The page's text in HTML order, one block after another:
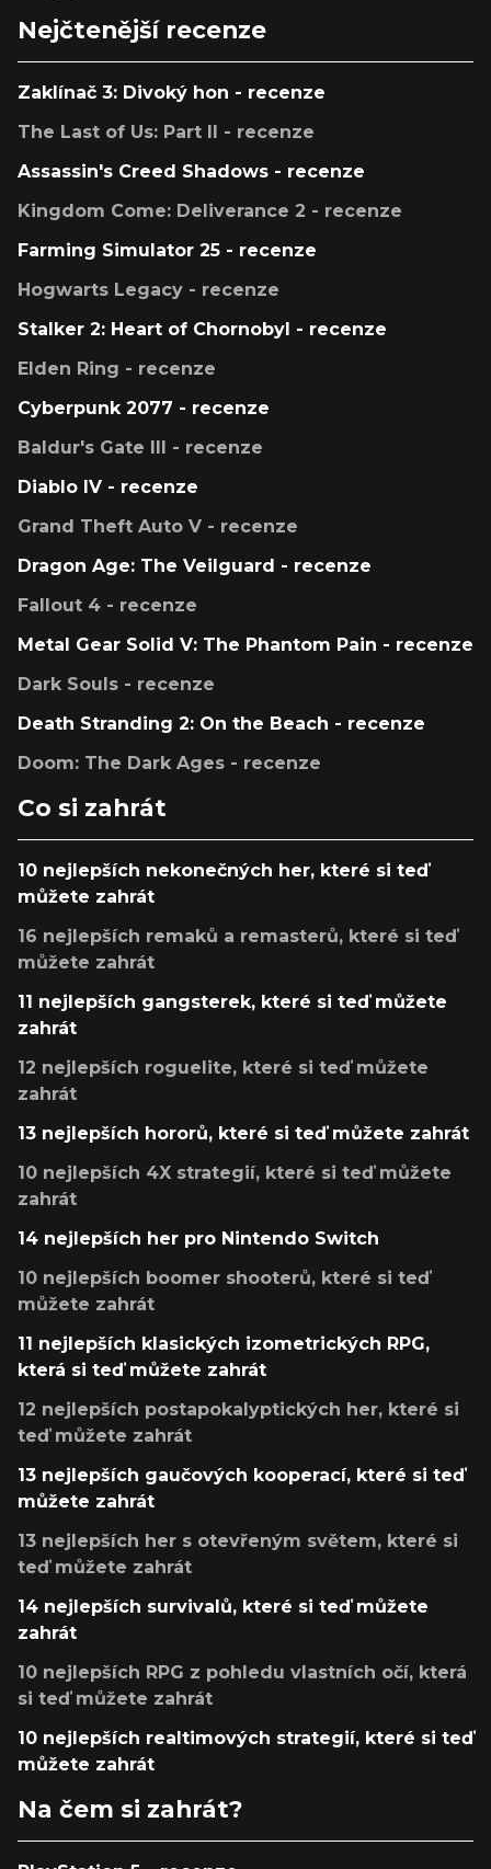
Nejčtenější recenze
Zaklínač 3: Divoký hon - recenze
The Last of Us: Part II - recenze
Assassin's Creed Shadows - recenze
Kingdom Come: Deliverance 2 - recenze
Farming Simulator 25 - recenze
Hogwarts Legacy - recenze
Stalker 2: Heart of Chornobyl - recenze
Elden Ring - recenze
Cyberpunk 2077 - recenze
Baldur's Gate III - recenze
Diablo IV - recenze
Grand Theft Auto V - recenze
Dragon Age: The Veilguard - recenze
Fallout 4 - recenze
Metal Gear Solid V: The Phantom Pain - recenze
Dark Souls - recenze
Death Stranding 2: On the Beach - recenze
Doom: The Dark Ages - recenze
Co si zahrát
10 nejlepších nekonečných her, které si teď
můžete zahrát
16 nejlepších remaků a remasterů, které si teď
můžete zahrát
11 nejlepších gangsterek, které si teď můžete
zahrát
12 nejlepších roguelite, které si teď můžete
zahrát
13 nejlepších hororů, které si teď můžete zahrát
10 nejlepších 4X strategií, které si teď můžete
zahrát
14 nejlepších her pro Nintendo Switch
10 nejlepších boomer shooterů, které si teď
můžete zahrát
11 nejlepších klasických izometrických RPG,
která si teď můžete zahrát
12 nejlepších postapokalyptických her, které si
teď můžete zahrát
13 nejlepších gaučových kooperací, které si teď
můžete zahrát
13 nejlepších her s otevřeným světem, které si
teď můžete zahrát
14 nejlepších survivalů, které si teď můžete
zahrát
10 nejlepších RPG z pohledu vlastních očí, která
si teď můžete zahrát
10 nejlepších realtimových strategií, které si teď
můžete zahrát
Na čem si zahrát?